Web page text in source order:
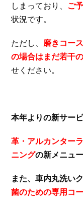
しまっており、 ご
状況です。
ただし、 磨きコー
の場合はまだ若干
せください。
本年よりの新サー
革・アルカンター
ニングの新メニュ
また、車内丸洗い
菌のための専用コ